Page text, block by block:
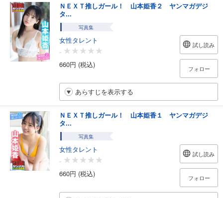
ＮＥＸＴ推しガール！ 山本姫香２ ヤンマガデジ
タ...
写真集
女性タレント
-
660円 (税込)
試し読み
フォロー
あらすじを表示する
ＮＥＸＴ推しガール！ 山本姫香１ ヤンマガデジ
タ...
写真集
女性タレント
-
660円 (税込)
試し読み
フォロー